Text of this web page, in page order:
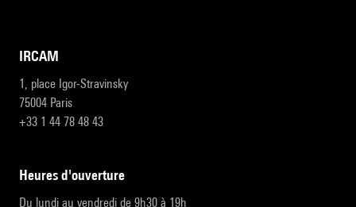
IRCAM
1, place Igor-Stravinsky
75004 Paris
+33 1 44 78 48 43
heures d'ouverture
Du lundi au vendredi de 9h30 à 19h